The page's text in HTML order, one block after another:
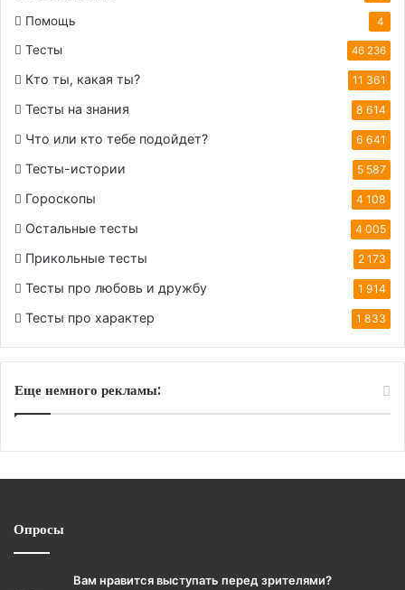
Помощь 4
Тесты 46 236
Кто ты, какая ты? 11 361
Тесты на знания 8 614
Что или кто тебе подойдет? 6 641
Тесты-истории 5 587
Гороскопы 4 108
Остальные тесты 4 005
Прикольные тесты 2 173
Тесты про любовь и дружбу 1 914
Тесты про характер 1 833
Еще немного рекламы:
Опросы
Вам нравится выступать перед зрителями?